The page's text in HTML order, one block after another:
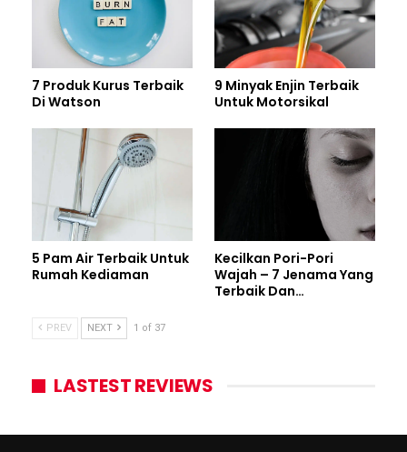
7 Produk Kurus Terbaik
Di Watson
9 Minyak Enjin Terbaik
Untuk Motorsikal
5 Pam Air Terbaik Untuk
Rumah Kediaman
Kecilkan Pori-Pori
Wajah – 7 Jenama Yang
Terbaik Dan…
PREV NEXT 1 of 37
LASTEST REVIEWS